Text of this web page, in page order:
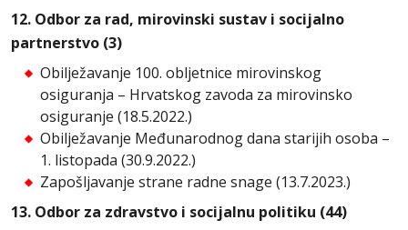
12. Odbor za rad, mirovinski sustav i socijalno
partnerstvo (3)
Obilježavanje 100. obljetnice mirovinskog
osiguranja – Hrvatskog zavoda za mirovinsko
osiguranje (18.5.2022.)
Obilježavanje Međunarodnog dana starijih osoba –
1. listopada (30.9.2022.)
Zapošljavanje strane radne snage (13.7.2023.)
13. Odbor za zdravstvo i socijalnu politiku (44)